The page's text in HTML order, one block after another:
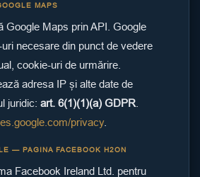
MAPS
Google Maps prin API. Google
necesare din punct de vedere
cookie-uri de urmărire.
adresa IP și alte date de
juridic: art. 6(1)(1)(a) GDPR
privacy.
— PAGINA FACEBOOK H2ON
Facebook Ireland Ltd. pentru